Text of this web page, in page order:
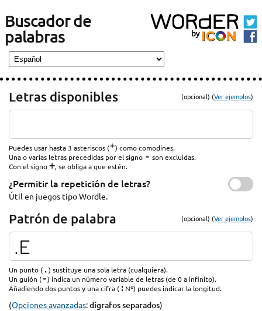
Buscador de
palabras
Letras disponibles (opcional) (Ver ejemplos)
Puedes usar hasta 3 asteriscos (*) como comodines.
Una o varias letras precedidas por el signo - son excluidas.
Con el signo+, se obliga a que estén.
¿Permitir la repetición de letras?
Útil en juegos tipo Wordle.
Patrón de palabra (opcional) (Ver ejemplos)
Un punto (.) sustituye una sola letra (cualquiera).
Un guión (-) indica un número variable de letras (de 0 a infinito).
Añadiendo dos puntos y una cifra (: Nº) puedes indicar la longitud.
(Opciones avanzadas:dígrafos separados)